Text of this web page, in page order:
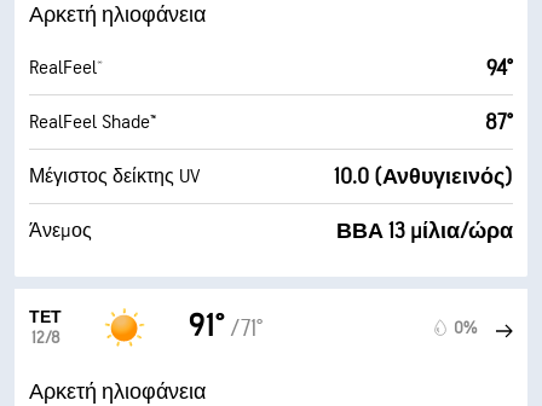
Αρκετή ηλιοφάνεια
RealFeel® 94°
RealFeel Shade™ 87°
Μέγιστος δείκτης UV 10.0 (Ανθυγιεινός)
Άνεμος ΒΒΑ 13 μίλια/ώρα
ΤΕΤ
12/8
91° /71° 0%
Αρκετή ηλιοφάνεια